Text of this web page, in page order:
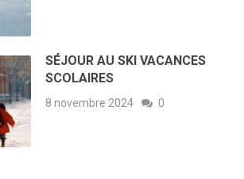
SÉJOUR AU SKI VACANCES
SCOLAIRES
8 novembre 2024 0